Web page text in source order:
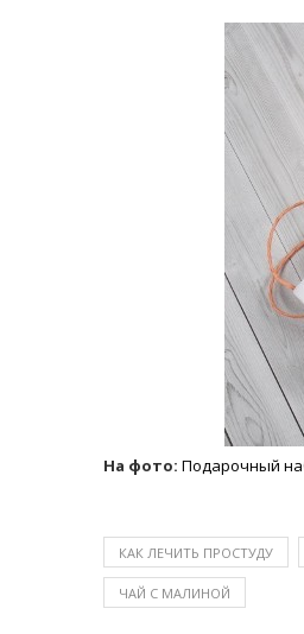
На фото: Подарочный
КАК ЛЕЧИТЬ ПРОСТУДУ
ЧАЙ С МАЛИНОЙ